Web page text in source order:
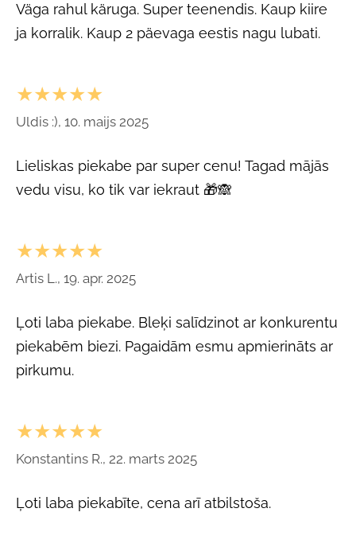
Väga rahul käruga. Super teenendis. Kaup kiire
ja korralik. Kaup 2 päevaga eestis nagu lubati.
★★★★★
Uldis :), 10. maijs 2025
Lieliskas piekabe par super cenu! Tagad mājās
vedu visu, ko tik var iekraut 🎁🙈
★★★★★
Artis L., 19. apr. 2025
Ļoti laba piekabe. Bleķi salīdzinot ar konkurentu
piekabēm biezi. Pagaidām esmu apmierināts ar
pirkumu.
★★★★★
Konstantins R., 22. marts 2025
Ļoti laba piekabīte, cena arī atbilstoša.